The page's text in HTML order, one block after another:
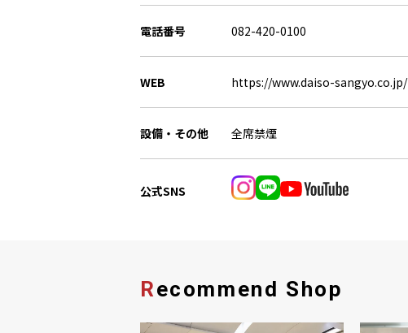
電話番号 082-420-0100
WEB https://www.daiso-sangyo.co.jp/
設備・その他 全席禁煙
公式SNS
Recommend Shop